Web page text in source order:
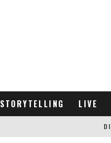
STORYTELLING LIVE